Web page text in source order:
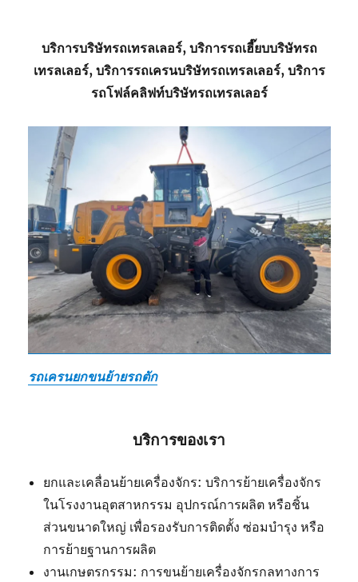
บริการบริษัทรถเทรลเลอร์, บริการรถเฮี๊ยบบริษัทรถ
เทรลเลอร์, บริการรถเครนบริษัทรถเทรลเลอร์, บริการ
รถโฟล์คลิฟท์บริษัทรถเทรลเลอร์
รถเครนยกขนย้ายรถตัก
บริการของเรา
ยกและเคลื่อนย้ายเครื่องจักร: บริการย้ายเครื่องจักร
ในโรงงานอุตสาหกรรม อุปกรณ์การผลิต หรือชิ้น
ส่วนขนาดใหญ่ เพื่อรองรับการติดตั้ง ซ่อมบำรุง หรือ
การย้ายฐานการผลิต
งานเกษตรกรรม: การขนย้ายเครื่องจักรกลทางการ